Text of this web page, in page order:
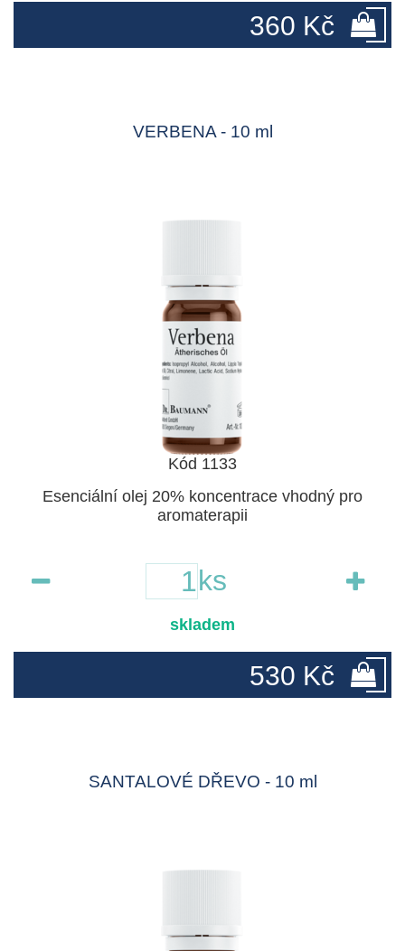
360 Kč
VERBENA - 10 ml
Kód 1133
Esenciální olej 20% koncentrace vhodný pro
aromaterapii
ks
skladem
530 Kč
SANTALOVÉ DŘEVO - 10 ml